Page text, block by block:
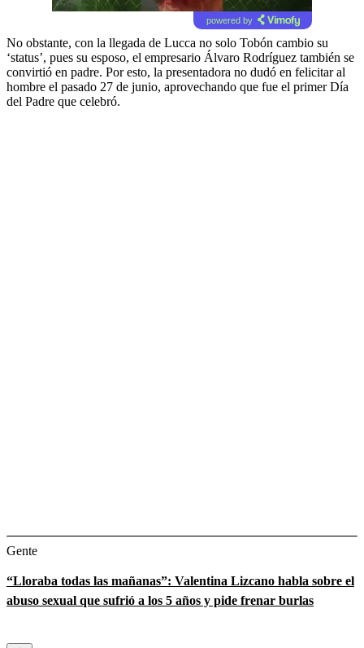
powered by
No obstante, con la llegada de Lucca no solo Tobón cambio su
‘status’, pues su esposo, el empresario Álvaro Rodríguez también se
convirtió en padre. Por esto, la presentadora no dudó en felicitar al
hombre el pasado 27 de junio, aprovechando que fue el primer Día
del Padre que celebró.
Gente
“Lloraba todas las mañanas”: Valentina Lizcano habla sobre el
abuso sexual que sufrió a los 5 años y pide frenar burlas